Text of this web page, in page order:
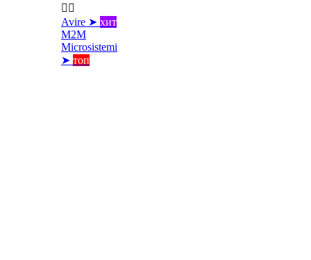
 
Avire ➤ хит
M2M
Microsistemi
➤ топ